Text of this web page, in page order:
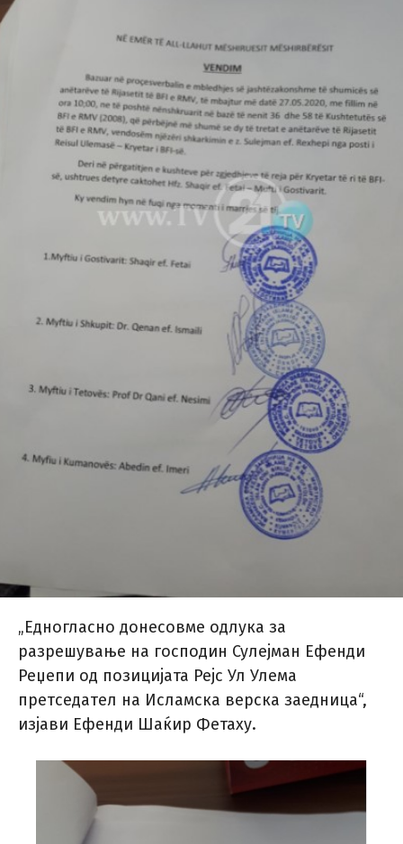
„Едногласно донесовме одлука за
разрешување на господин Сулејман Ефенди
Реџепи од позицијата Рејс Ул Улема
претседател на Исламска верска заедница“,
изјави Ефенди Шаќир Фетаху.